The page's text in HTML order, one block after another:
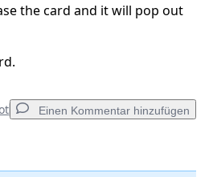
the card and it will pop out
Einen Kommentar hinzufügen